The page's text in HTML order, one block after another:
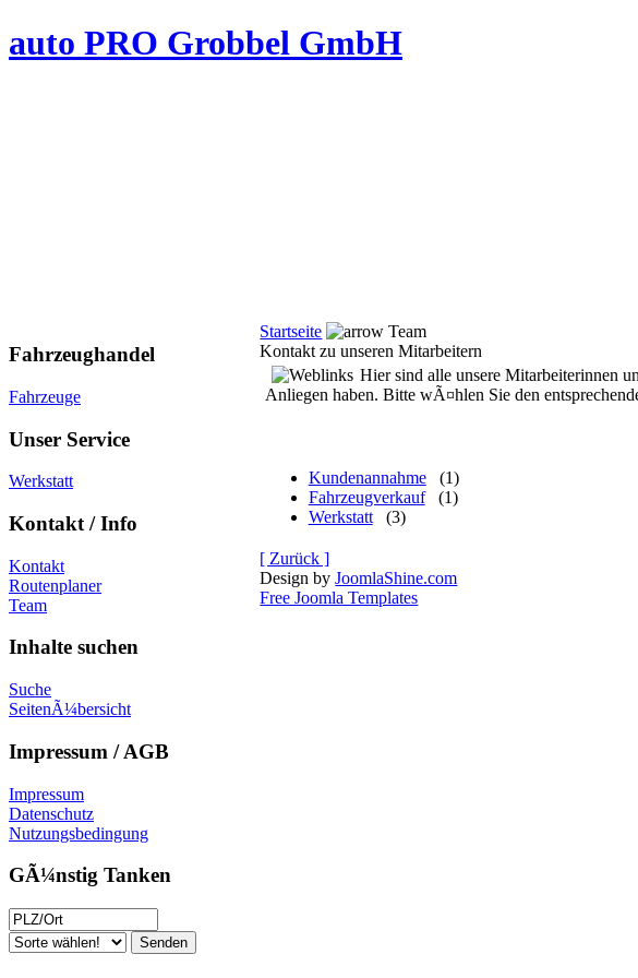
auto PRO Grobbel GmbH
Fahrzeughandel
Fahrzeuge
Unser Service
Werkstatt
Kontakt / Info
Kontakt
Routenplaner
Team
Inhalte suchen
Suche
SeitenÃ¼bersicht
Impressum / AGB
Impressum
Datenschutz
Nutzungsbedingung
GÃ¼nstig Tanken
Startseite
Team
Kontakt zu unseren Mitarbeitern
Hier sind alle unsere Mitarbeiterinnen
Anliegen haben. Bitte wÃ¤hlen Sie den
Kundenannahme
(1)
Fahrzeugverkauf
(1)
Werkstatt
(3)
[ Zurück ]
Design byJoomlaShine.com
Free Joomla Templates